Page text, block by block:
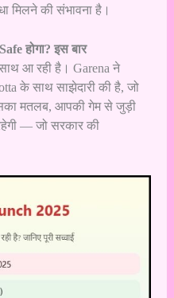
मिलने की संभावना है।
होगा? इस बार
साथ आ रही है। Garena ने
के साथ साझेदारी की है, जो
मतलब, आपकी गेम से जुड़ी
— जो सरकार की